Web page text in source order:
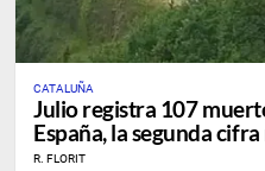
CATALUÑA
Julio registra 107
España, la segunda
R. FLORIT